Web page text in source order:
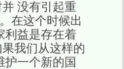
没有引起重
在这个时候出
利益是存在着
我们从这样的
一个新的国